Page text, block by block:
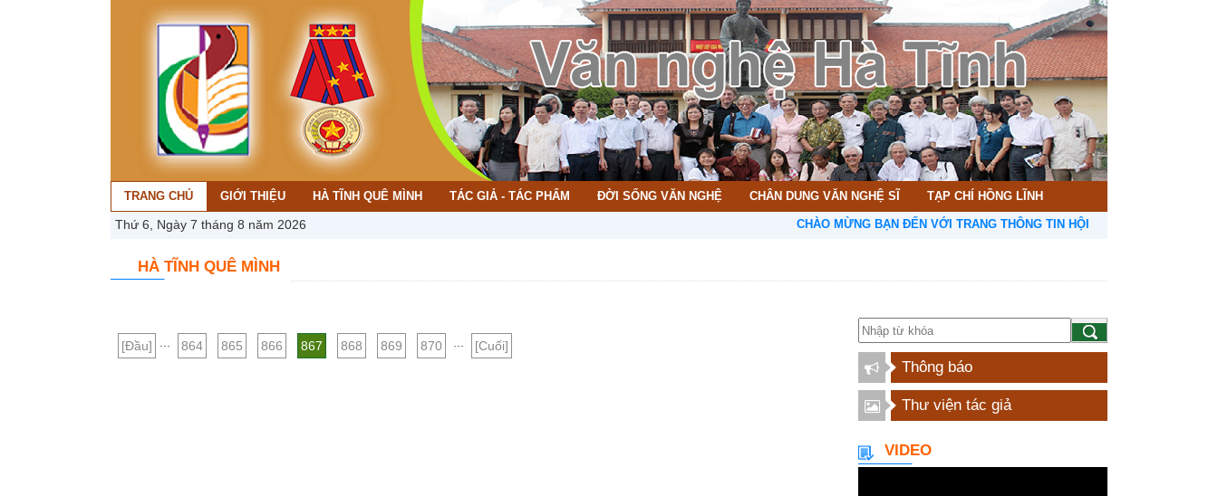
TRANG CHỦ GIỚI THIỆU HÀ TĨNH QUÊ MÌNH TÁC GIẢ - TÁC PHẨM ĐỜI SỐNG VĂN NGHỆ CHÂN DUNG VĂN NGHỆ SĨ TẠP CHÍ HỒNG LĨNH
Thứ 6, Ngày 7 tháng 8 năm 2026 CHÀO MỪNG BẠN ĐẾN VỚI TRANG THÔNG TIN HỘI LIÊN HIỆP VĂN HỌC
HÀ TĨNH QUÊ MÌNH
[Đầu] 864 865 866 867 868 869 870 [Cuối]
Thông báo
Thư viện tác giả
VIDEO